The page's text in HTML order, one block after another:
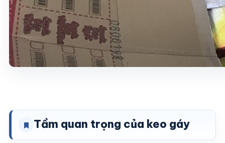
Tầm quan trọng của keo gáy